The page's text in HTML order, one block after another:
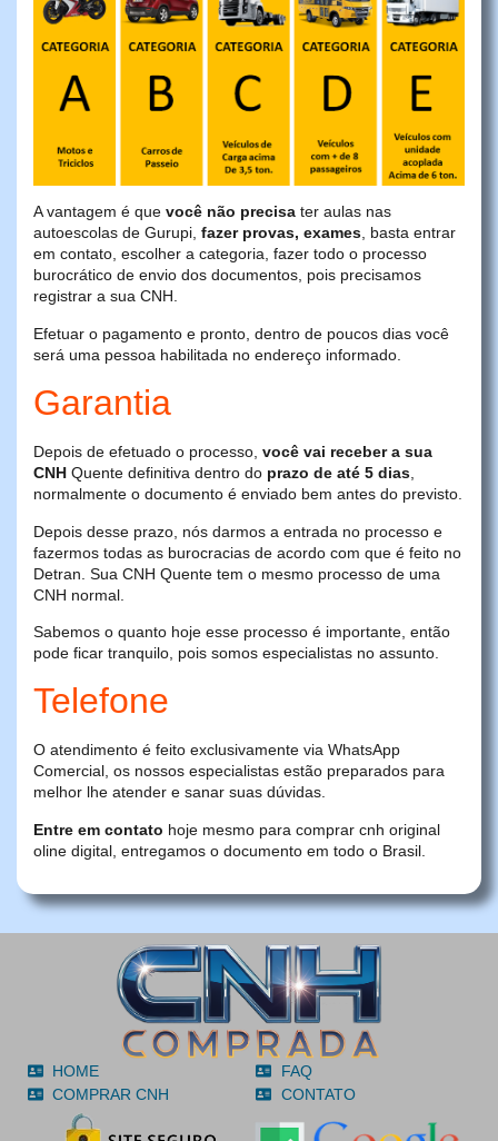
A vantagem é que você não precisa ter aulas nas
autoescolas de Gurupi, fazer provas, exames, basta entrar
em contato, escolher a categoria, fazer todo o processo
burocrático de envio dos documentos, pois precisamos
registrar a sua CNH.
Efetuar o pagamento e pronto, dentro de poucos dias você
será uma pessoa habilitada no endereço informado.
Garantia
Depois de efetuado o processo, você vai receber a sua
CNH Quente definitiva dentro do prazo de até 5 dias,
normalmente o documento é enviado bem antes do previsto.
Depois desse prazo, nós darmos a entrada no processo e
fazermos todas as burocracias de acordo com que é feito no
Detran. Sua CNH Quente tem o mesmo processo de uma
CNH normal.
Sabemos o quanto hoje esse processo é importante, então
pode ficar tranquilo, pois somos especialistas no assunto.
Telefone
O atendimento é feito exclusivamente via WhatsApp
Comercial, os nossos especialistas estão preparados para
melhor lhe atender e sanar suas dúvidas.
Entre em contato hoje mesmo para comprar cnh original
oline digital, entregamos o documento em todo o Brasil.
HOME
COMPRAR CNH
FAQ
CONTATO